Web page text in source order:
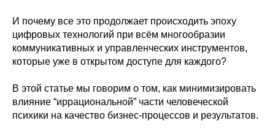
И почему все это продолжает происходить эпоху
цифровых технологий при всём многообразии
коммуникативных и управленческих инструментов,
которые уже в открытом доступе для каждого?
В этой статье мы говорим о том, как минимизировать
влияние “иррациональной” части человеческой
психики на качество бизнес-процессов и результатов.